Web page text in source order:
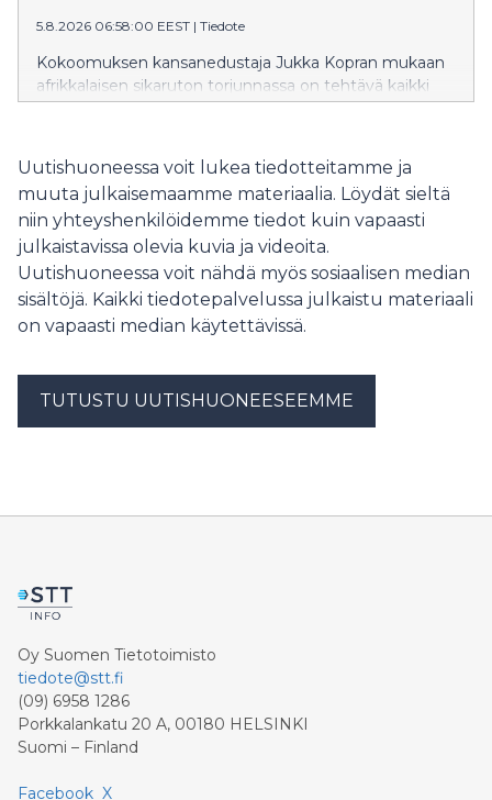
5.8.2026 06:58:00 EEST | Tiedote
Kokoomuksen kansanedustaja Jukka Kopran mukaan
afrikkalaisen sikaruton torjunnassa on tehtävä kaikki
mahdollinen taudin leviämisen estämiseksi. Samalla on
tehokkaita ja niiden vaikutukset elinkeinoihin jäävät
mahdollisimman vähäisiksi.
Uutishuoneessa voit lukea tiedotteitamme ja
muuta julkaisemaamme materiaalia. Löydät sieltä
niin yhteyshenkilöidemme tiedot kuin vapaasti
julkaistavissa olevia kuvia ja videoita.
Uutishuoneessa voit nähdä myös sosiaalisen median
sisältöjä. Kaikki tiedotepalvelussa julkaistu materiaali
on vapaasti median käytettävissä.
TUTUSTU UUTISHUONEESEEMME
Oy Suomen Tietotoimisto
tiedote@stt.fi
(09) 6958 1286
Porkkalankatu 20 A, 00180 HELSINKI
Suomi – Finland
Facebook X